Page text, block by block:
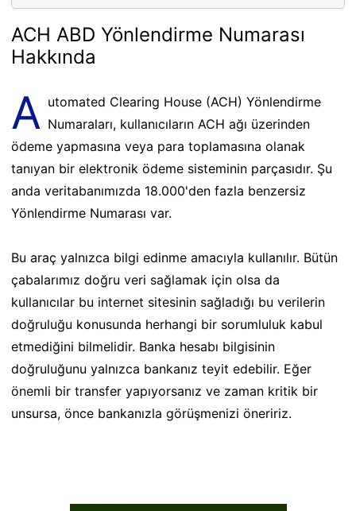
ACH ABD Yönlendirme Numarası
Hakkında
A utomated Clearing House (ACH) Yönlendirme
Numaraları, kullanıcıların ACH ağı üzerinden
ödeme yapmasına veya para toplamasına olanak
tanıyan bir elektronik ödeme sisteminin parçasıdır. Şu
anda veritabanımızda 18.000'den fazla benzersiz
Yönlendirme Numarası var.
Bu araç yalnızca bilgi edinme amacıyla kullanılır. Bütün
çabalarımız doğru veri sağlamak için olsa da
kullanıcılar bu internet sitesinin sağladığı bu verilerin
doğruluğu konusunda herhangi bir sorumluluk kabul
etmediğini bilmelidir. Banka hesabı bilgisinin
doğruluğunu yalnızca bankanız teyit edebilir. Eğer
önemli bir transfer yapıyorsanız ve zaman kritik bir
unsursa, önce bankanızla görüşmenizi öneririz.